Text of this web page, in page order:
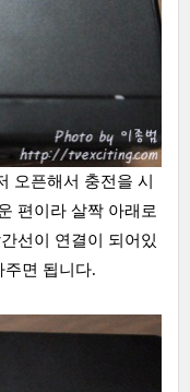
오픈해서 충전을 시
편이라 살짝 아래로
선이 연결이 되어있
주면 됩니다.